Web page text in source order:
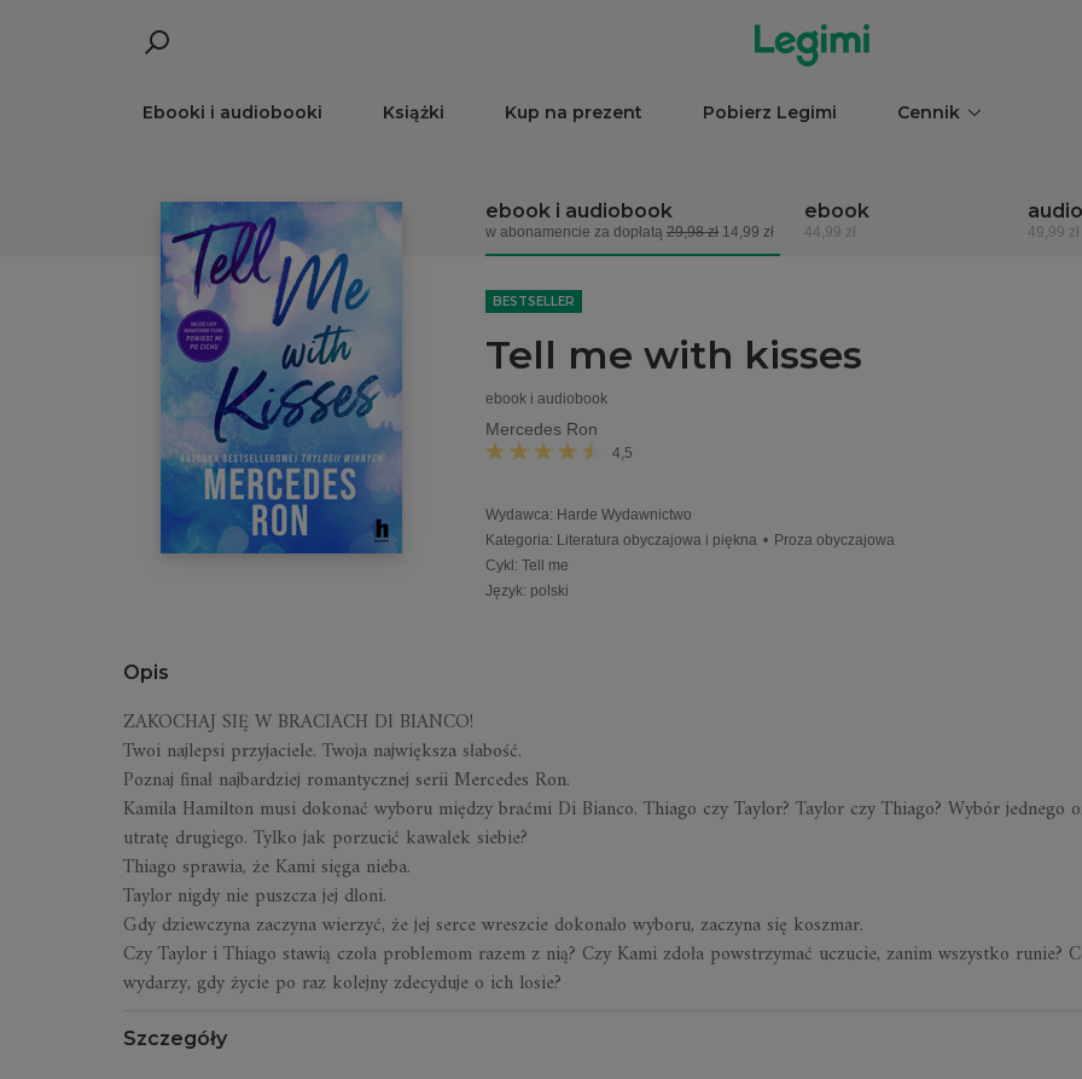
Ebooki i audiobooki Książki Kup na prezent Pobierz Legimi Cennik
ebook i audiobook
w abonamencie za dopłatą 29,98 zł 14,99 zł
ebook
44,99 zł 49,99 zł
BESTSELLER
Tell me with kisses
ebook i audiobook
Mercedes Ron
4,5
Wydawca: Harde Wydawnictwo
Kategoria: Literatura obyczajowa i piękna • Proza obyczajowa
Cykl : Tell me
Język: polski
Opis
ZAKOCHAJ SIĘ W BRACIACH DI BIANCO!
Twoi najlepsi przyjaciele. Twoja największa słabość.
Poznaj finał najbardziej romantycznej serii Mercedes Ron.
Kamila Hamilton musi dokonać wyboru między braćmi Di Bianco. Thiago czy Taylor? Taylor czy Thiago? Wybór jednego
utratę drugiego. Tylko jak porzucić kawałek siebie?
Thiago sprawia, że Kami sięga nieba.
Taylor nigdy nie puszcza jej dłoni.
Gdy dziewczyna zaczyna wierzyć, że jej serce wreszcie dokonało wyboru, zaczyna się koszmar.
Czy Taylor i Thiago stawią czoła problemom razem z nią? Czy Kami zdoła powstrzymać uczucie, zanim wszystko runie?
wydarzy, gdy życie po raz kolejny zdecyduje o ich losie?
Szczegóły